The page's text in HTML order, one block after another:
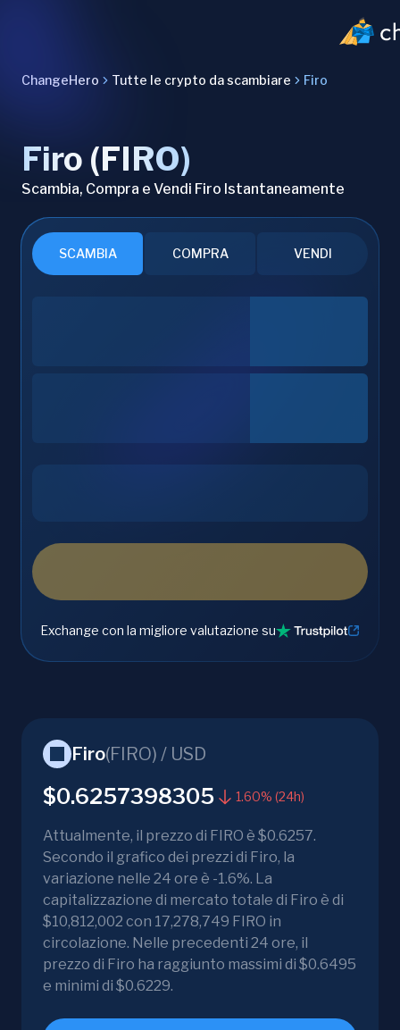
ChangeHero Tutte le crypto da scambiare Firo
Firo (FIRO)
Scambia, Compra e Vendi Firo Istantaneamente
SCAMBIA COMPRA VENDI
Exchange con la migliore valutazione su
Firo(FIRO) / USD
$0.6257398305 1.60% (24h)
Attualmente, il prezzo di FIRO è $0.6257.
Secondo il grafico dei prezzi di Firo, la
variazione nelle 24 ore è -1.6%. La
capitalizzazione di mercato totale di Firo è di
$10,812,002 con 17,278,749 FIRO in
circolazione. Nelle precedenti 24 ore, il
prezzo di Firo ha raggiunto massimi di $0.6495
e minimi di $0.6229.